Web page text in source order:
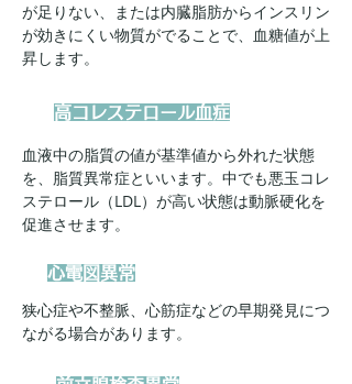
が足りない、または内臓脂肪からインスリン
が効きにくい物質がでることで、血糖値が上
昇します。
高コレステロール血症
血液中の脂質の値が基準値から外れた状態
を、脂質異常症といいます。中でも悪玉コレ
ステロール（LDL）が高い状態は動脈硬化を
促進させます。
心電図異常
狭心症や不整脈、心筋症などの早期発見につ
ながる場合があります。